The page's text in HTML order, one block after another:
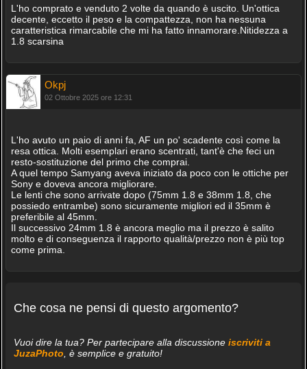
L'ho comprato e venduto 2 volte da quando è uscito. Un'ottica
decente, eccetto il peso e la compattezza, non ha nessuna
caratteristica rimarcabile che mi ha fatto innamorare.Nitidezza a
1.8 scarsina
Okpj
02 Ottobre 2025 ore 12:31
L'ho avuto un paio di anni fa, AF un po' scadente così come la
resa ottica. Molti esemplari erano scentrati, tant'è che feci un
resto-sostituzione del primo che comprai.
A quel tempo Samyang aveva iniziato da poco con le ottiche per
Sony e doveva ancora migliorare.
Le lenti che sono arrivate dopo (75mm 1.8 e 38mm 1.8, che
possiedo entrambe) sono sicuramente migliori ed il 35mm è
preferibile al 45mm.
Il successivo 24mm 1.8 è ancora meglio ma il prezzo è salito
molto e di conseguenza il rapporto qualità/prezzo non è più top
come prima.
Che cosa ne pensi di questo argomento?
Vuoi dire la tua? Per partecipare alla discussione iscriviti a
JuzaPhoto, è semplice e gratuito!